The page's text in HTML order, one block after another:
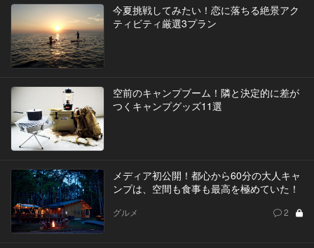
今夏挑戦してみたい！恋に落ちる絶景アク
ティビティ厳選3プラン
空前のキャンプブーム！隣と決定的に差が
つくキャンプグッズ11選
メディア初公開！都心から60分の大人キャ
ンプは、空間も食事も最高を極めていた！
グルメ 2